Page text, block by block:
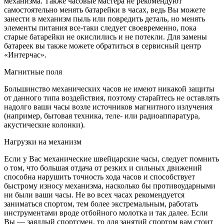
самостоятельно менять батарейки в часах, ведь Вы можете
занести в механизм пыль или повредить деталь, но менять
элементы питания все-таки следует своевременно, пока
старые батарейки не окислились и не потекли. Для замены
батареек вы также можете обратиться в сервисный центр
«Интерчас».
Магнитные поля
Большинство механических часов не имеют никакой защиты
от данного типа воздействия, поэтому старайтесь не оставлять
надолго ваши часы возле источников магнитного излучения
(например, бытовая техника, теле- или радиоаппаратура,
акустические колонки).
Нагрузки на механизм
Если у Вас механические швейцарские часы, следует помнить
о том, что большая отдача от резких и сильных движений
способна нарушить точность хода часов и способствует
быстрому износу механизма, насколько бы противоударными
ни были ваши часы. Не во всех часах рекомендуется
заниматься спортом, тем более экстремальным, работать
инструментами вроде отбойного молотка и так далее. Если
Вы — заядлый спортсмен, то для занятий спортом вам стоит